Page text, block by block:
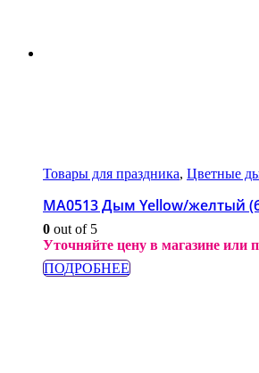
Товары для праздника, Цветные
МА0513 Дым Yellow/желтый
0 out of 5
Уточняйте цену в магазине или
ПОДРОБНЕЕ